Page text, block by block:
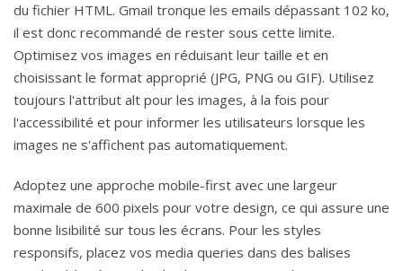
du fichier HTML. Gmail tronque les emails dépassant 102 ko,
il est donc recommandé de rester sous cette limite.
Optimisez vos images en réduisant leur taille et en
choisissant le format approprié (JPG, PNG ou GIF). Utilisez
toujours l'attribut alt pour les images, à la fois pour
l'accessibilité et pour informer les utilisateurs lorsque les
images ne s'affichent pas automatiquement.
Adoptez une approche mobile-first avec une largeur
maximale de 600 pixels pour votre design, ce qui assure une
bonne lisibilité sur tous les écrans. Pour les styles
responsifs, placez vos media queries dans des balises